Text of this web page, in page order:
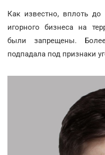
Как известно, вплоть
игорного бизнеса на
были запрещены.
подпадала под признаки